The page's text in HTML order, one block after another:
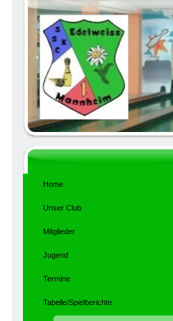
Home
Unser Club
Mitglieder
Jugend
Termine
Tabelle/Spielberichte